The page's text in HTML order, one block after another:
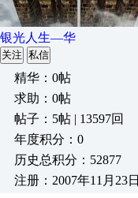
银光人生—华
关注 私信
精华：0帖
求助：0帖
帖子：5帖 | 13597回
年度积分：0
历史总积分：52877
注册：2007年11月23日